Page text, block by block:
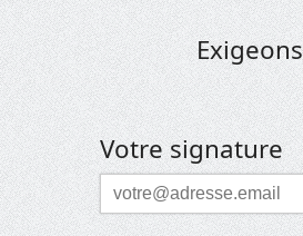
Votre signature
Courriel
*